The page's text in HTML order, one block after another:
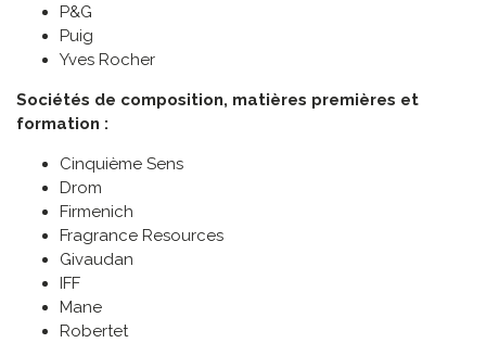
P&G
Puig
Yves Rocher
Sociétés de composition, matières premières et
formation :
Cinquième Sens
Drom
Firmenich
Fragrance Resources
Givaudan
IFF
Mane
Robertet